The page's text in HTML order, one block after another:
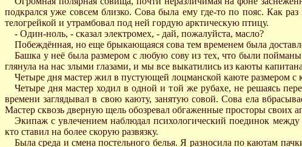
подкрался уже совсем близко. Сова была ему где-то по пояс. Как
телогрейкой и утрамбовал под ней гордую арктическую птицу.
- Один-ноль, - сказал электромех, - дай, пожалуйста, масло?
Побеждённая, но еще брыкающаяся сова тем временем была
Башка у неё была размером с любую сову из тех, что были
глянула на нас злыми глазами, и мы все выкатились из каюты
Четыре дня мастер жил в пустующей лоцманской каюте размером с
Четыре дня мастер ходил в одной и той же рубахе, не решаясь
времени заглядывал в свою каюту, занятую совой. Сова ела
Мастер сквозь дверную щель обозревал обгаженные просторы своих
Экипаж с увлечением наблюдал психологический поединок
кто ставил на более скорую развязку.
Была среда и смена постельного белья. Я разносила по каютам